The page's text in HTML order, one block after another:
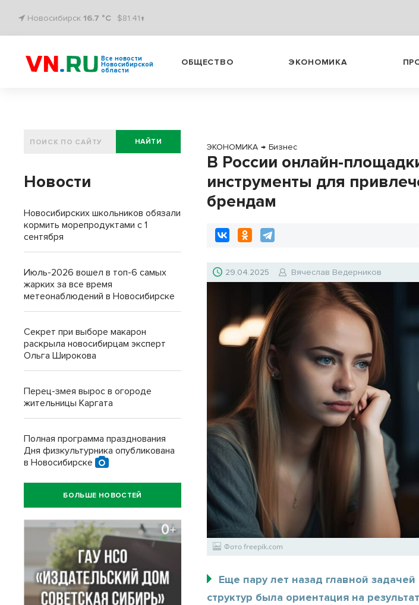
Новосибирск 16.7 °C $81.41↑
Все новости
Новосибирской
области
ОБЩЕСТВО ЭКОНОМИКА
ЭКОНОМИКА → Бизнес
В России онлайн-
инструменты для
брендам
29.04.2025 Вячеслав Ведерников
Фото freepik.com
Еще пару лет назад главной
структур была ориентация на
НАЙТИ
Новости
Новосибирских школьников обязали
кормить морепродуктами с 1
сентября
Июль-2026 вошел в топ-6 самых
жарких за все время
метеонаблюдений в Новосибирске
Секрет при выборе макарон
раскрыла новосибирцам эксперт
Ольга Широкова
Перец-змея вырос в огороде
жительницы Каргата
Полная программа празднования
Дня физкультурника опубликована
в Новосибирске
БОЛЬШЕ НОВОСТЕЙ